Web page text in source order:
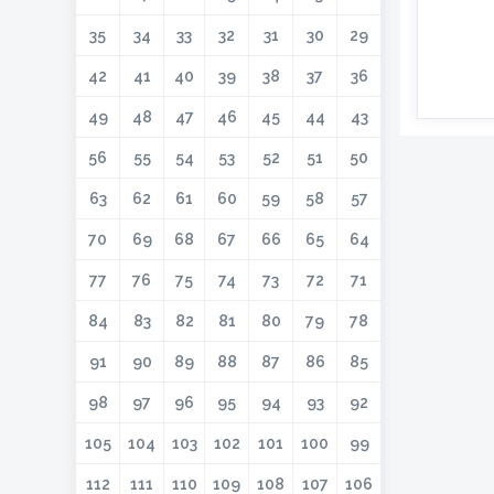
29
30
31
32
33
34
35
36
37
38
39
40
41
42
43
44
45
46
47
48
49
50
51
52
53
54
55
56
57
58
59
60
61
62
63
64
65
66
67
68
69
70
71
72
73
74
75
76
77
78
79
80
81
82
83
84
85
86
87
88
89
90
91
92
93
94
95
96
97
98
99
100
101
102
103
104
105
106
107
108
109
110
111
112